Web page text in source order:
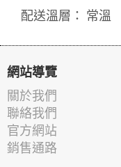
配送溫層： 常溫
網站導覽
關於我們
聯絡我們
官方網站
銷售通路